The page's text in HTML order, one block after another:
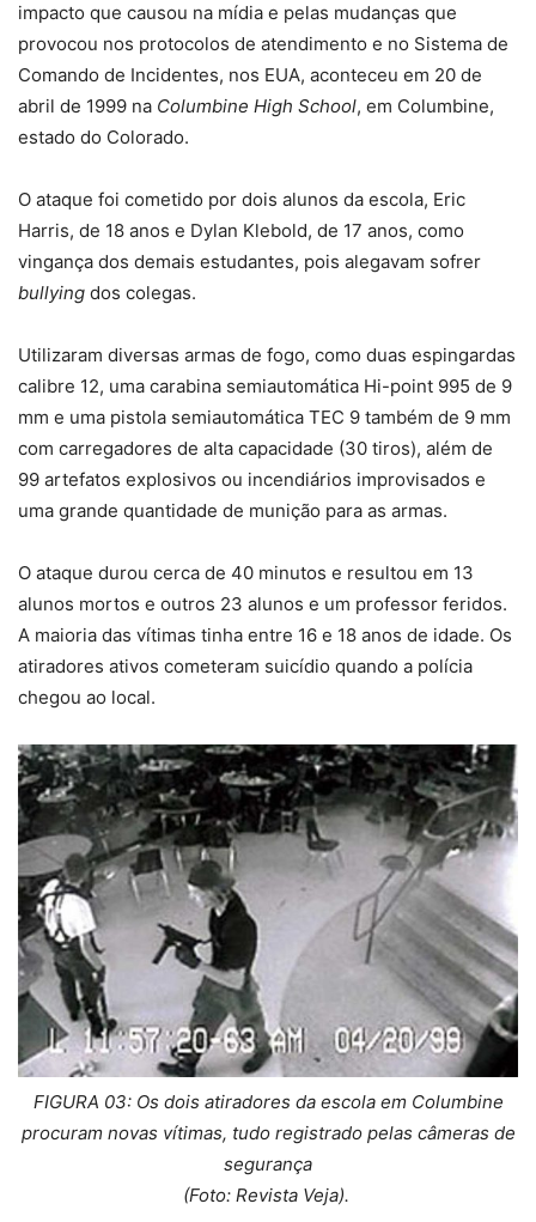
impacto que causou na mídia e pelas mudanças que
provocou nos protocolos de atendimento e no Sistema de
Comando de Incidentes, nos EUA, aconteceu em 20 de
abril de 1999 na Columbine High School, em Columbine,
estado do Colorado.
O ataque foi cometido por dois alunos da escola, Eric
Harris, de 18 anos e Dylan Klebold, de 17 anos, como
vingança dos demais estudantes, pois alegavam sofrer
bullying dos colegas.
Utilizaram diversas armas de fogo, como duas espingardas
calibre 12, uma carabina semiautomática Hi-point 995 de 9
mm e uma pistola semiautomática TEC 9 também de 9 mm
com carregadores de alta capacidade (30 tiros), além de
99 artefatos explosivos ou incendiários improvisados e
uma grande quantidade de munição para as armas.
O ataque durou cerca de 40 minutos e resultou em 13
alunos mortos e outros 23 alunos e um professor feridos.
A maioria das vítimas tinha entre 16 e 18 anos de idade. Os
atiradores ativos cometeram suicídio quando a polícia
chegou ao local.
FIGURA 03: Os dois atiradores da escola em Columbine
procuram novas vítimas, tudo registrado pelas câmeras de
segurança
(Foto: Revista Veja).